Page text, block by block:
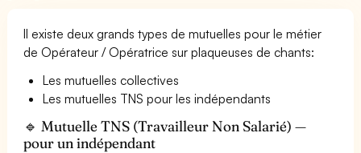
Il existe deux grands types de mutuelles pour le métier
de Opérateur / Opératrice sur plaqueuses de chants:
Les mutuelles collectives
Les mutuelles TNS pour les indépendants
🔹 Mutuelle TNS (Travailleur Non Salarié) —
pour un indépendant